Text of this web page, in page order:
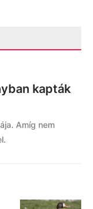
kapták
Amíg nem